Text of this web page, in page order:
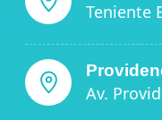
Teniente
Av.